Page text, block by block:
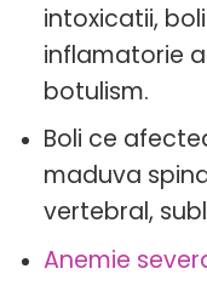
intoxicatii,
inflamatorie
botulism.
Boli ce
maduva
vertebral,
Anemie